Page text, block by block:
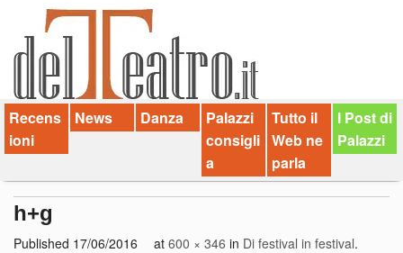
Chi siamo
Contatti
dT in English
Recens
ioni
News Danza
Palazzi
consigli
a
Tutto il
Web ne
parla
I Post di
Palazzi
h+g
Published 17/06/2016 at 600 × 346 in Di festival in festival.